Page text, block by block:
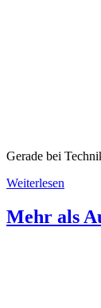
Gerade bei
Weiterlesen
Mehr als